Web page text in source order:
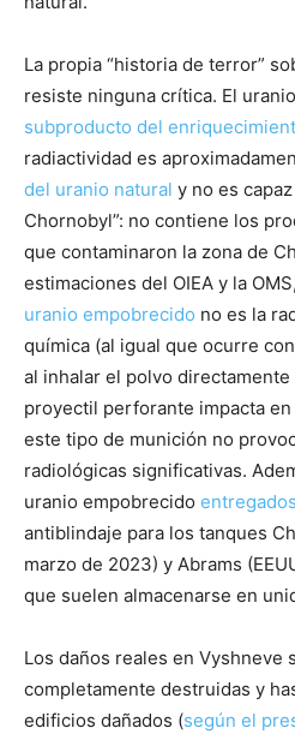
La propia “historia de terror”
resiste ninguna crítica. El
subproducto del
radiactividad es
del uranio natural y no es
Chornobyl”: no contiene los
que contaminaron la zona de
estimaciones del OIEA y la OMS,
uranio empobrecido no es la
química (al igual que ocurre
al inhalar el polvo
proyectil perforante impacta
este tipo de munición no
radiológicas significativas.
uranio empobrecido
antiblindaje para los tanques
marzo de 2023) y Abrams
que suelen almacenarse en
Los daños reales en Vyshneve
completamente destruidas y
edificios dañados (según el